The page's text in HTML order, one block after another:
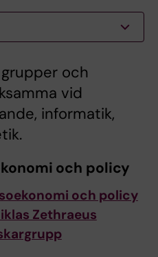
och
vid
informatik,
och policy
och policy
Zethraeus